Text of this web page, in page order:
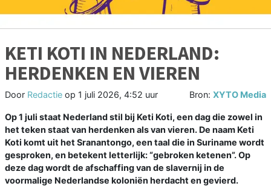
KETI KOTI IN NEDERLAND:
HERDENKEN EN VIEREN
Door Redactie op 1 juli 2026, 4:52 uur Bron: XYTO Media
Op 1 juli staat Nederland stil bij Keti Koti, een dag die zowel in
het teken staat van herdenken als van vieren. De naam Keti
Koti komt uit het Sranantongo, een taal die in Suriname wordt
gesproken, en betekent letterlijk: “gebroken ketenen”. Op
deze dag wordt de afschaffing van de slavernij in de
voormalige Nederlandse koloniën herdacht en gevierd.